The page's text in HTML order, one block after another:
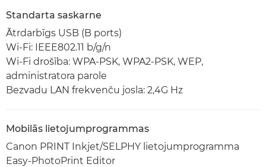
Standarta saskarne
Ātrdarbīgs USB (B ports)
Wi-Fi: IEEE802.11 b/g/n
Wi-Fi drošība: WPA-PSK, WPA2-PSK, WEP,
administratora parole
Bezvadu LAN frekvenču josla: 2,4G Hz
Mobilās lietojumprogrammas
Canon PRINT Inkjet/SELPHY lietojumprogramma
Easy-PhotoPrint Editor